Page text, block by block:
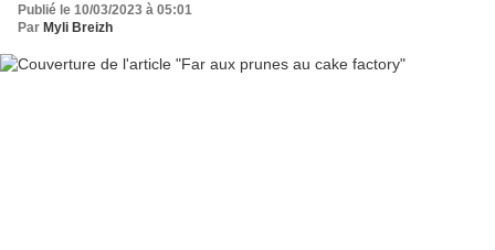
Publié le 10/03/2023 à 05:01
Par Myli Breizh